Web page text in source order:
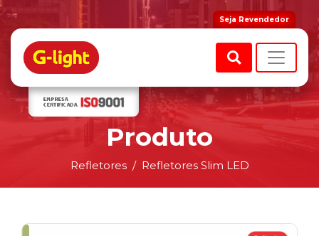
Seja Revendedor
Produto
Refletores Refletores Slim LED